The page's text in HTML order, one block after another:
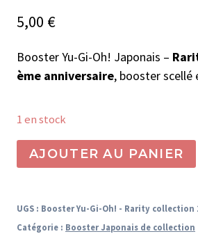
5,00 €
Booster Yu-Gi-Oh! Japonais –
ème anniversaire, booster
1 en stock
quantité
de
Yu-
Gi-
AJOUTER AU PANIER
UGS : Booster Yu-Gi-Oh! - Rarity collection
Catégorie : Booster Japonais de collection